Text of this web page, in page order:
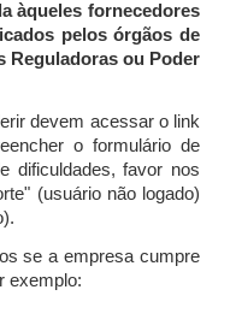
àqueles fornecedores
pelos órgãos de
Reguladoras ou Poder
devem acessar o link
o formulário de
dificuldades, favor nos
(usuário não logado)
se a empresa cumpre
exemplo: